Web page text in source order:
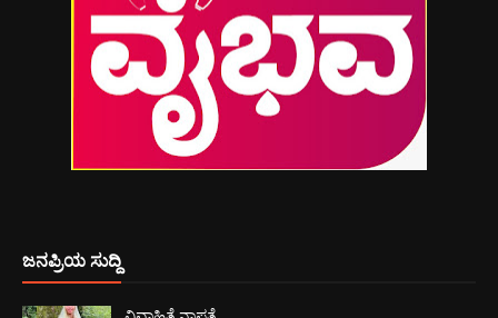
ಜನಪ್ರಿಯ ಸುದ್ದಿ